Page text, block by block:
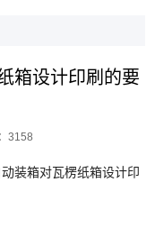
箱设计印刷的要
3158
动装箱对瓦楞纸箱设计印